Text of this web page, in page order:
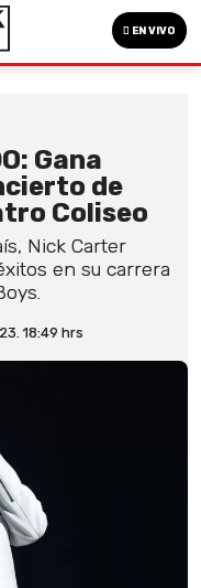
EN VIVO
Gana
de
Coliseo
Nick Carter
en su carrera
18:49 hrs